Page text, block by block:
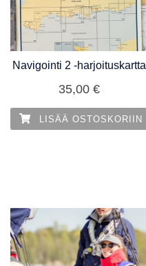
Navigointi 2 -harjoituskartta
35,00€
LISÄÄ OSTOSKORIIN